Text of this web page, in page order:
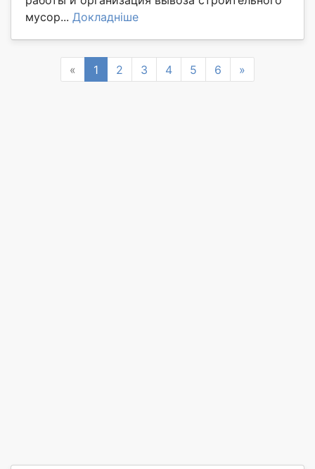
мусор... Докладніше
« Previous
1 2 3 4 5 6 »